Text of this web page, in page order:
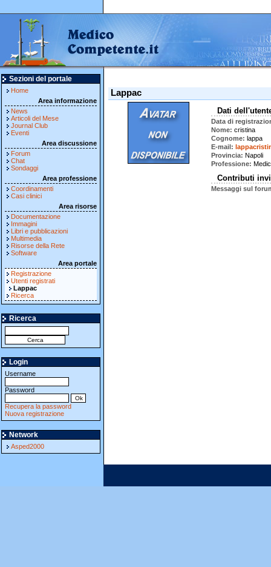
Sezioni del portale
Home
Area informazione
News
Articoli del Mese
Journal Club
Eventi
Area discussione
Forum
Chat
Sondaggi
Area professione
Coordinamenti
Casi clinici
Area risorse
Documentazione
Immagini
Libri e pubblicazioni
Multimedia
Risorse della Rete
Software
Area portale
Registrazione
Utenti registrati
Lappac
Ricerca
Ricerca
Login
Username
Password
Recupera la password
Nuova registrazione
Network
Asped2000
Lappac
Dati
Data di
Nome cristina
Cognome lappa
E-mail
Provincia Napoli
Professione
Contributi
Messaggi sul